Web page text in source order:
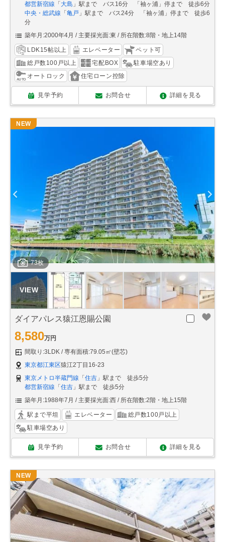
都営新宿線 「 大島 」駅まで バス16分 「袖ヶ浦」停まで 徒歩6分
中央・総武線 「 亀戸 」駅まで バス24分 「袖ヶ浦」停まで 徒歩6
分
築年月:2000年4月
主要採光面:東 所在階数:8階・地上14階
LDK15帖以上 エレベーター
ペット可
総戸数100戸以上
宅配BOX
駐車場空あり
オートロック
住宅ローン控除
見学予約 お問合せ 詳細を見る
73枚
NEW
ダイアパレス猿江恩賜公園
8,580万円
間取り:3LDK
専有面積:79.05㎡(壁芯)
東京都江東区猿江2丁目16-23
東京メトロ半蔵門線 「住吉 」駅まで 徒歩5分
都営新宿線 「住吉 」駅まで 徒歩5分
築年月:1988年7月
主要採光面:西 所在階数:2階・地上15階
駅まで平坦 エレベーター
総戸数100戸以上
駐車場空あり
見学予約 お問合せ 詳細を見る
NEW